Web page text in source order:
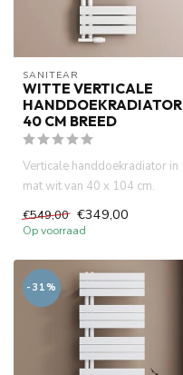
SANITEAR
WITTE VERTICALE
HANDDOEKRADIATOR
40 CM BREED
Verticale handdoekradiator in
mat wit van 40 x 104 cm.
Combineert efficiëntie en...
€549,00 €349,00
Op voorraad
-31%